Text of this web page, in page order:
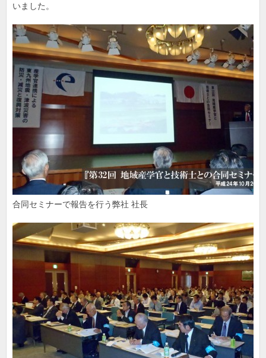
いました。
合同セミナーで報告を行う弊社 社長